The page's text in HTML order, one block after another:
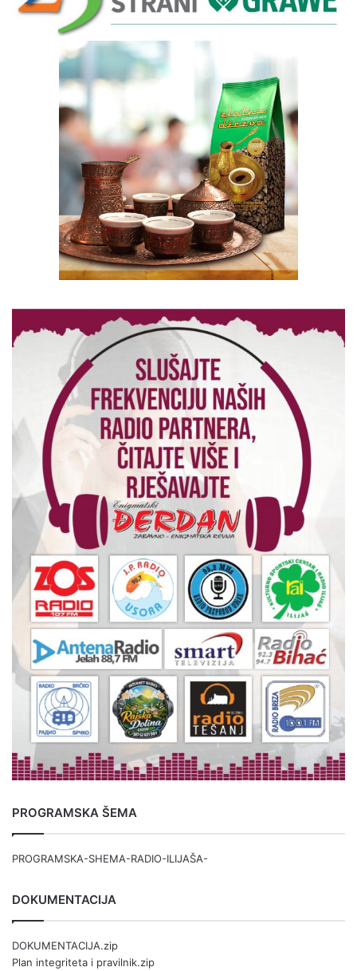
PROGRAMSKA ŠEMA
PROGRAMSKA-SHEMA-RADIO-ILIJAŠA-
DOKUMENTACIJA
DOKUMENTACIJA.zip
Plan integriteta i pravilnik.zip